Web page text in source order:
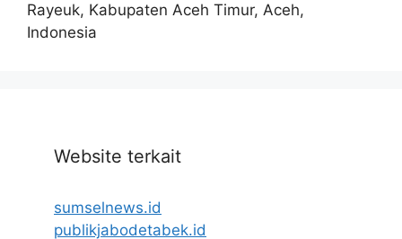
Rayeuk, Kabupaten Aceh Timur, Aceh,
Indonesia
Website terkait
sumselnews.id
publikjabodetabek.id